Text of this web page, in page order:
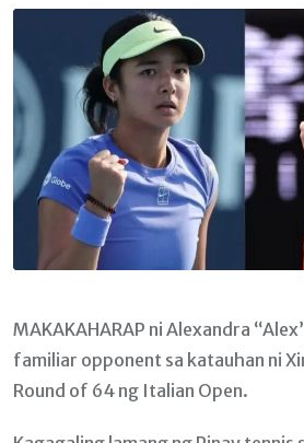
Email
MAKAKAHARAP ni Alexandra
familiar opponent sa katauhan ni
Round of 64 ng Italian Open.